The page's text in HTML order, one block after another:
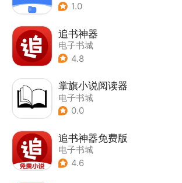
1.0
追书神器
电子书城
4.8
掌旗小说阅读器
电子书城
0.0
追书神器免费版
电子书城
4.6